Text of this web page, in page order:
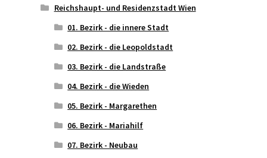
Reichshaupt- und Residenzstadt Wien
01. Bezirk - die innere Stadt
02. Bezirk - die Leopoldstadt
03. Bezirk - die Landstraße
04. Bezirk - die Wieden
05. Bezirk - Margarethen
06. Bezirk - Mariahilf
07. Bezirk - Neubau